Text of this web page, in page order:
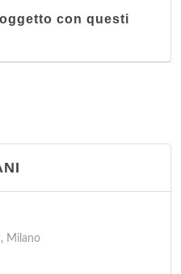
con questi
Milano